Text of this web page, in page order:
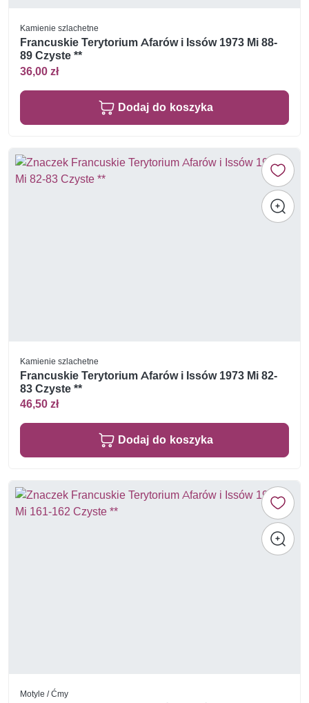
Kamienie szlachetne
Francuskie Terytorium Afarów i Issów 1973 Mi 88-
89 Czyste **
36,00 zł
Dodaj do koszyka
Kamienie szlachetne
Francuskie Terytorium Afarów i Issów 1973 Mi 82-
83 Czyste **
46,50 zł
Dodaj do koszyka
Motyle / Ćmy